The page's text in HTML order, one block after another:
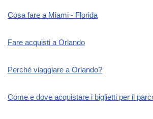
Cosa fare a Miami - Florida
Fare acquisti a Orlando
Perché viaggiare a Orlando?
Come e dove acquistare i biglietti per il